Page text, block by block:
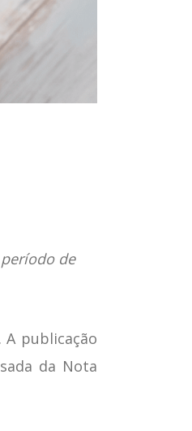
de
A publicação
da Nota